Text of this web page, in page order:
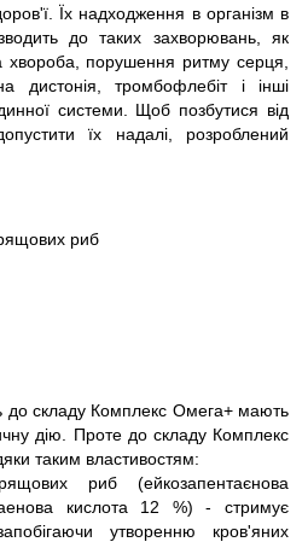
Їх надходження в організм в
до таких захворювань, як
хвороба, порушення ритму серця,
дистонія, тромбофлебіт і інші
системи. Щоб позбутися від
їх надалі, розроблений
риб
до складу Комплекс Омега+ мають
дію. Проте до складу Комплекс
таким властивостям:
риб (ейкозапентаєнова
кислота 12 %) - стримує
утворенню кров'яних